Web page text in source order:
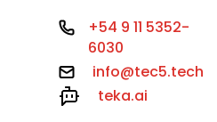
+54 9 11 5352-
6030
info@tec5.tech
teka.ai